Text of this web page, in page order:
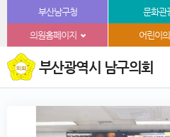
본문바로가기부산남구청 문화관
의원홈페이지 어린이
부산광역시 남구의회